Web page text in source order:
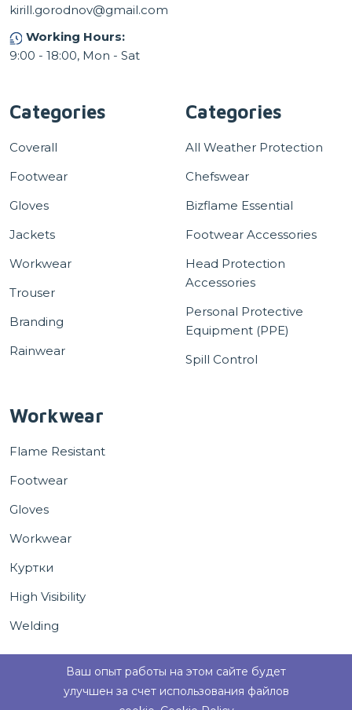
kirill.gorodnov@gmail.com
Working Hours:
9:00 - 18:00, Mon - Sat
Categories
Coverall
Footwear
Gloves
Jackets
Workwear
Trouser
Branding
Rainwear
Categories
All Weather Protection
Chefswear
Bizflame Essential
Footwear Accessories
Head Protection
Accessories
Personal Protective
Equipment (PPE)
Spill Control
Workwear
Flame Resistant
Footwear
Gloves
Workwear
Куртки
High Visibility
Welding
Ваш опыт работы на этом сайте будет
улучшен за счет использования файлов